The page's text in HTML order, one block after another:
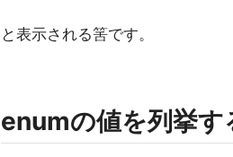
と表示される筈です。
enumの値を列挙す